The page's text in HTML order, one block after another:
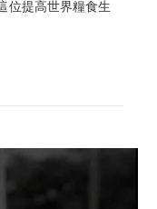
位提高世界糧食生